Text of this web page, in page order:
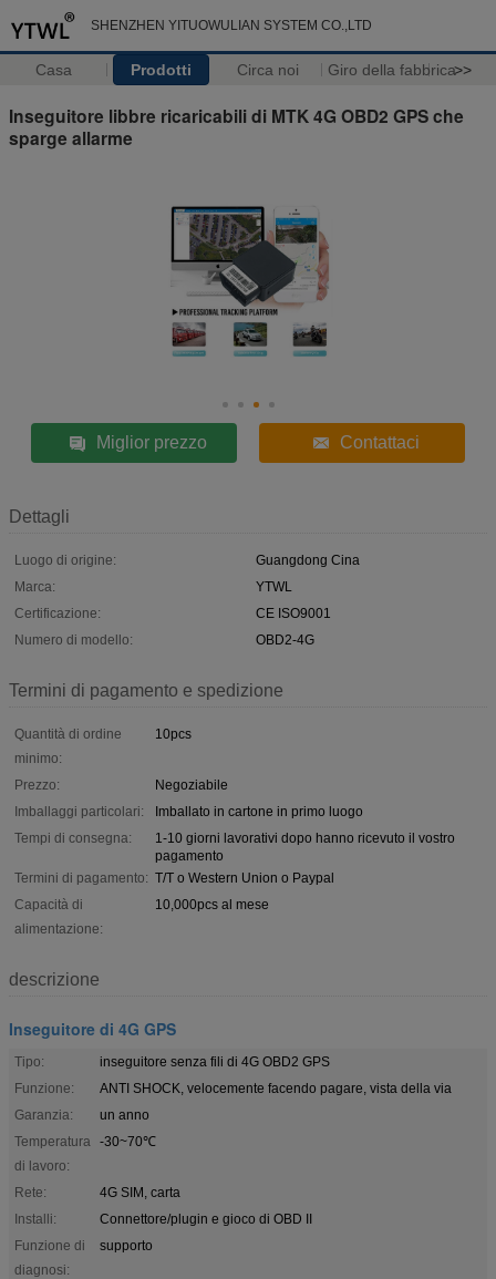
SHENZHEN YITUOWULIAN SYSTEM CO.,LTD
Casa Prodotti Circa noi Giro della fabbrica>>
Inseguitore libbre ricaricabili di MTK 4G OBD2 GPS che
sparge allarme
Miglior prezzo Contattaci
Dettagli
Luogo di origine:
Guangdong Cina
Marca:
YTWL
Certificazione:
CE ISO9001
Numero di modello:
OBD2-4G
Termini di pagamento e spedizione
Quantità di ordine
minimo:
10pcs
Prezzo:
Negoziabile
Imballaggi particolari:
Imballato in cartone in primo luogo
Tempi di consegna:
1-10 giorni lavorativi dopo hanno ricevuto il vostro
pagamento
Termini di pagamento: T/T o Western Union o Paypal
Capacità di
alimentazione:
10,000pcs al mese
descrizione
Inseguitore di 4G GPS
Tipo:
inseguitore senza fili di 4G OBD2 GPS
Funzione:
ANTI SHOCK, velocemente facendo pagare, vista della via
Garanzia:
un anno
Temperatura
di lavoro:
-30~70℃
Rete:
4G SIM, carta
Installi:
Connettore/plugin e gioco di OBD II
Funzione di
diagnosi:
supporto